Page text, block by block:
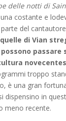
delle notti di
una costante e
del
di Vian
troppo
è una gran
dispensino in
meno recente.